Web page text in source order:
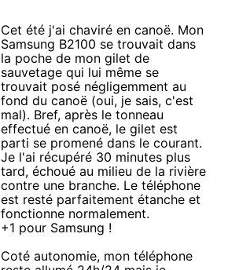
Cet été j'ai chaviré en canoë. Mon
Samsung B2100 se trouvait dans
la poche de mon gilet de
sauvetage qui lui même se
trouvait posé négligemment au
fond du canoë (oui, je sais, c'est
mal). Bref, après le tonneau
effectué en canoë, le gilet est
parti se promené dans le courant.
Je l'ai récupéré 30 minutes plus
tard, échoué au milieu de la rivière
contre une branche. Le téléphone
est resté parfaitement étanche et
fonctionne normalement.
+1 pour Samsung !
Coté autonomie, mon téléphone